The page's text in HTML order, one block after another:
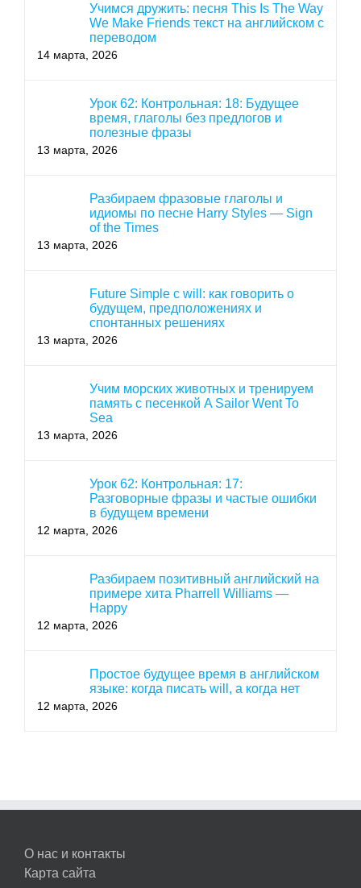
Учимся дружить: песня This Is The Way
We Make Friends текст на английском с
переводом
14 марта, 2026
Урок 62: Контрольная: 18: Будущее
время, глаголы без предлогов и
полезные фразы
13 марта, 2026
Разбираем фразовые глаголы и
идиомы по песне Harry Styles — Sign
of the Times
13 марта, 2026
Future Simple с will: как говорить о
будущем, предположениях и
спонтанных решениях
13 марта, 2026
Учим морских животных и тренируем
память с песенкой A Sailor Went To
Sea
13 марта, 2026
Урок 62: Контрольная: 17:
Разговорные фразы и частые ошибки
в будущем времени
12 марта, 2026
Разбираем позитивный английский на
примере хита Pharrell Williams —
Happy
12 марта, 2026
Простое будущее время в английском
языке: когда писать will, а когда нет
12 марта, 2026
О нас и контакты
Карта сайта